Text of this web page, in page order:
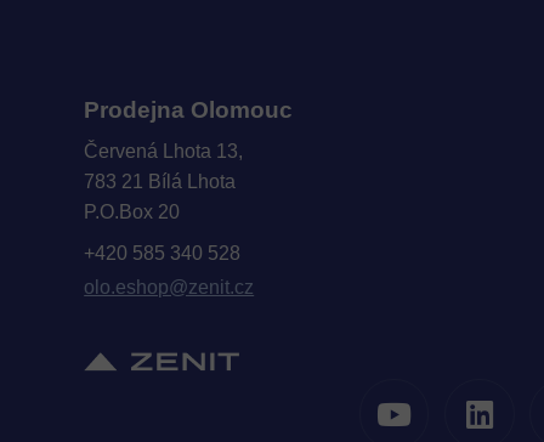
Prodejna Olomouc
Červená Lhota 13,
783 21 Bílá Lhota
P.O.Box 20
+420 585 340 528
olo.eshop@zenit.cz